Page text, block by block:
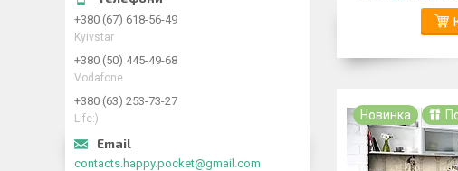
Новинка
+380 (67) 618-56-49
Kyivstar
+380 (50) 445-49-68
Vodafone
+380 (63) 253-73-27
Life:)
contacts.happy.pocket@gmail.com